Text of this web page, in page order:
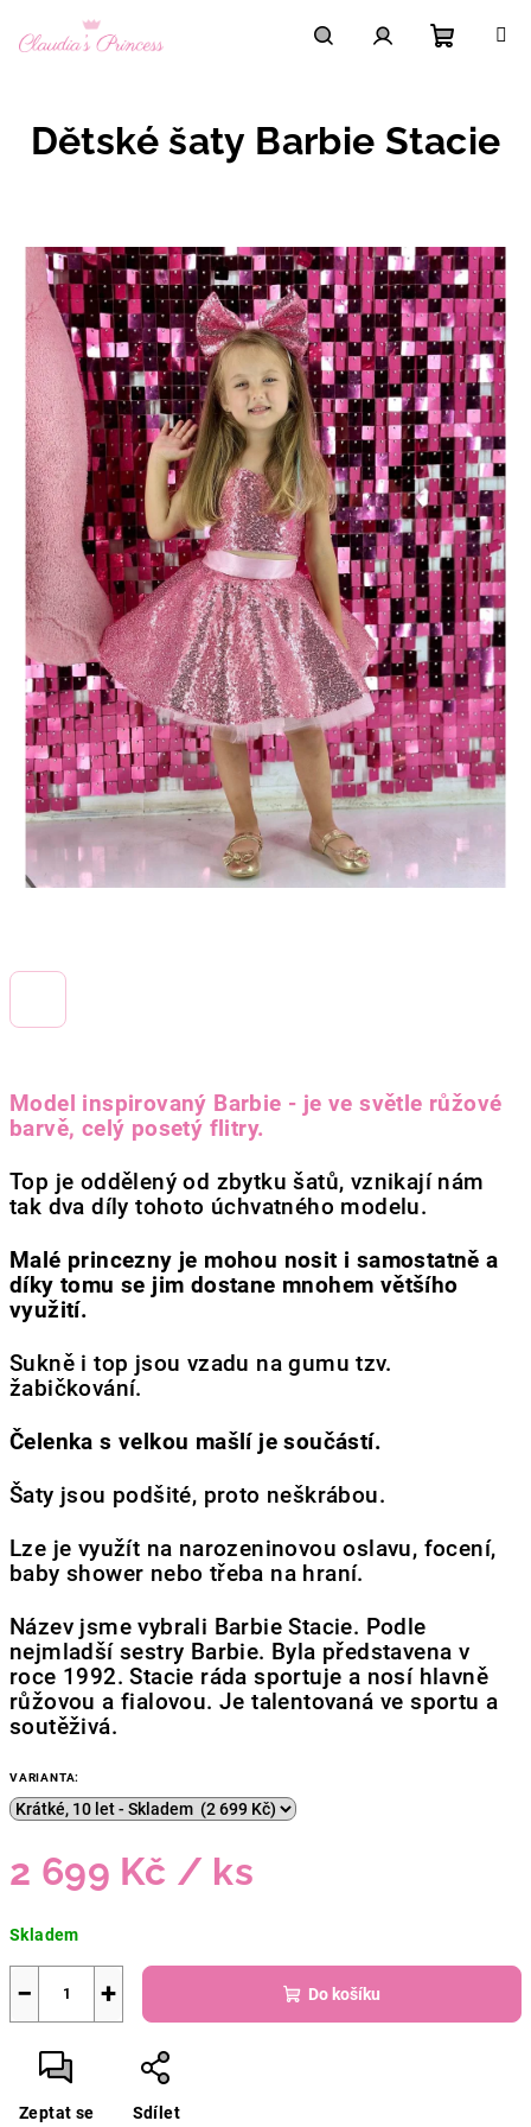
obsah
košík
Model inspirovaný Barbie - je ve světle růžové
barvě, celý posetý flitry.
Top je oddělený od zbytku šatů, vznikají nám
tak dva díly tohoto úchvatného modelu.
Malé princezny je mohou nosit i samostatně a
díky tomu se jim dostane mnohem většího
využití.
Sukně i top jsou vzadu na gumu tzv.
žabičkování.
Čelenka s velkou mašlí je součástí.
Šaty jsou podšité, proto neškrábou.
Lze je využít na narozeninovou oslavu, focení,
baby shower nebo třeba na hraní.
Název jsme vybrali Barbie Stacie. Podle
nejmladší sestry Barbie. Byla představena v
roce 1992. Stacie ráda sportuje a nosí hlavně
růžovou a fialovou. Je talentovaná ve sportu a
soutěživá.
VARIANTA:
2 699 Kč / ks
cena:
Skladem
+
− Do košíku
Zeptat se Sdílet
Dětské šaty Barbie Stacie